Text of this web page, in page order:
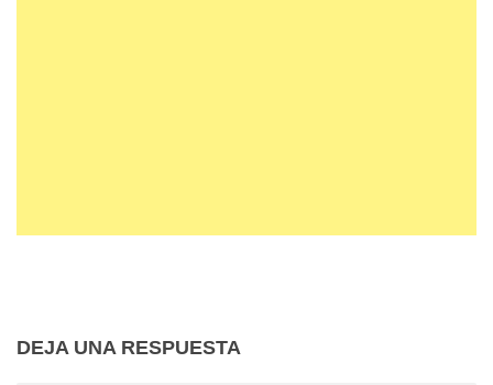
DEJA UNA RESPUESTA